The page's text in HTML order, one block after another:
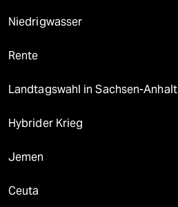
Niedrigwasser
Rente
Landtagswahl in Sachsen-Anhalt
Hybrider Krieg
Jemen
Ceuta